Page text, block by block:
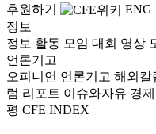
후원하기
ENG
정보
정보 활동 모임 대회 영상
언론기고
오피니언 언론기고 해외칼
럼 리포트 이슈와자유 경
평 CFE INDEX